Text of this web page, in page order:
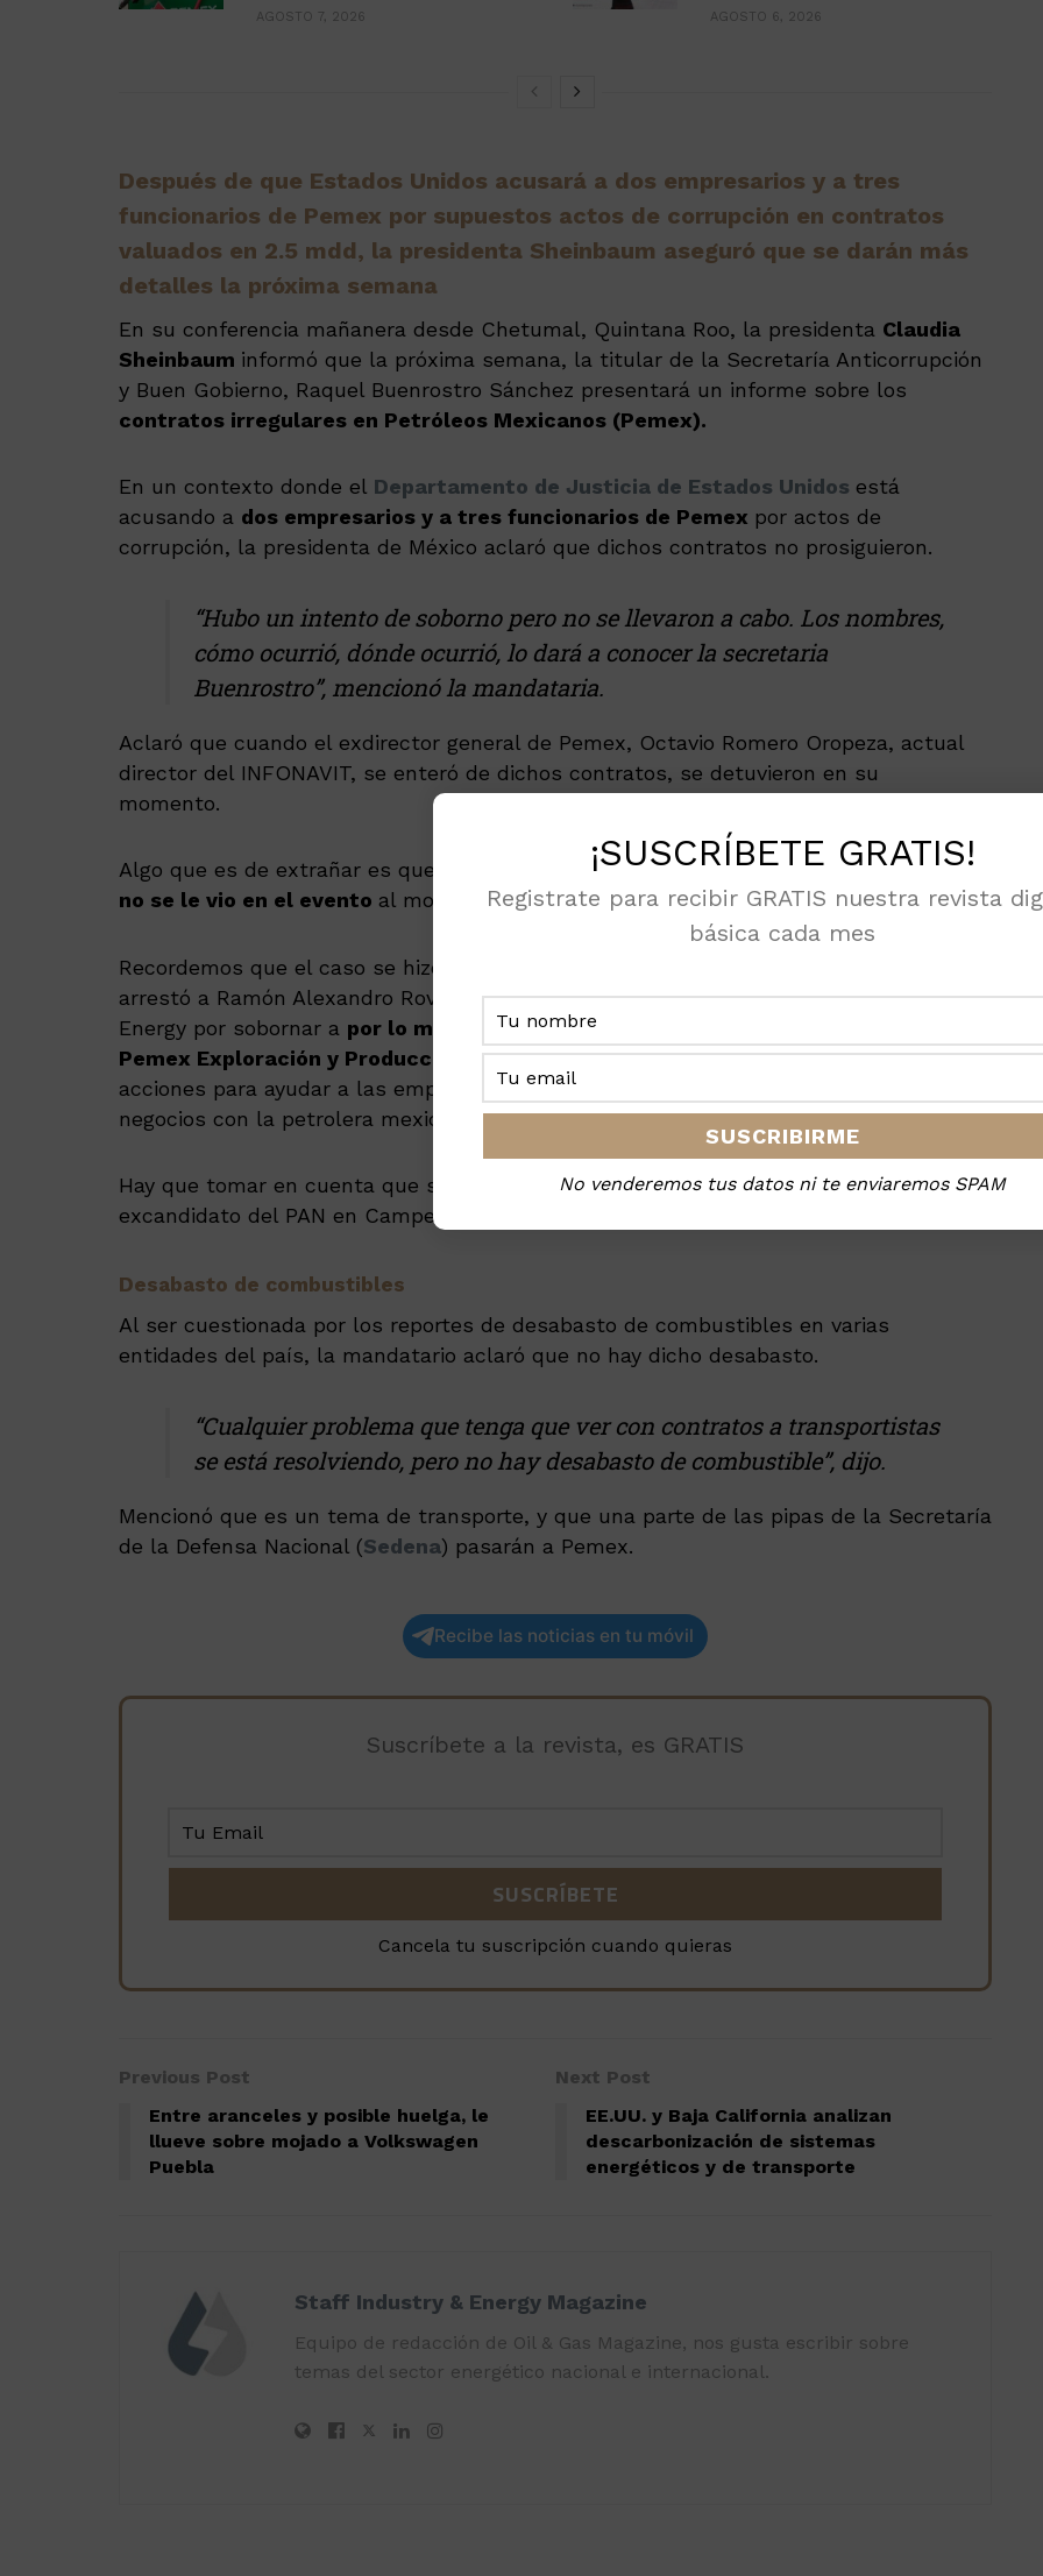
AGOSTO 7, 2026 AGOSTO 6, 2026
Después de que Estados Unidos acusará a dos empresarios y a tres
funcionarios de Pemex por supuestos actos de corrupción en contratos
valuados en 2.5 mdd, la presidenta Sheinbaum aseguró que se darán más
detalles la próxima semana
En su conferencia mañanera desde Chetumal, Quintana Roo, la presidenta Claudia
Sheinbaum informó que la próxima semana, la titular de la Secretaría Anticorrupción
y Buen Gobierno, Raquel Buenrostro Sánchez presentará un informe sobre los
contratos irregulares en Petróleos Mexicanos (Pemex).
En un contexto donde el Departamento de Justicia de Estados Unidos está
acusando a dos empresarios y a tres funcionarios de Pemex por actos de
corrupción, la presidenta de México aclaró que dichos contratos no prosiguieron.
“Hubo un intento de soborno pero no se llevaron a cabo. Los nombres,
cómo ocurrió, dónde ocurrió, lo dará a conocer la secretaria
Buenrostro”, mencionó la mandataria.
Aclaró que cuando el exdirector general de Pemex, Octavio Romero Oropeza, actual
director del INFONAVIT, se enteró de dichos contratos, se detuvieron en su
momento.
Algo que es de extrañar es que
Octavio Romero estaba en la conferencia, pero ya
no se le vio en el evento al momento en que se preguntó de dicho caso.
Recordemos que el caso se hizo público hace un par de días cuando Estados Unidos
arrestó a Ramón Alexandro Rovirosa Martínez, fundador y director general de Roma
Energy por sobornar a por lo menos tres funcionarios de Pemex y la subsidiaria
Pemex Exploración y Producción (PEP)a cambio de que estos realizaran ciertas
acciones para ayudar a las empresas asociadas con Rovirosa a obtener y mantener
negocios con la petrolera mexicana por un valor de2.5 millones de dólares.
Hay que tomar en cuenta que su supuesto socio, Mario Alberto Ávila Lizarraga,
excandidato del PAN en Campeche, sigue prófugo.
Desabasto de combustibles
Al ser cuestionada por los reportes de desabasto de combustibles en varias
entidades del país, la mandatario aclaró que no hay dicho desabasto.
“Cualquier problema que tenga que ver con contratos a transportistas
se está resolviendo, pero no hay desabasto de combustible”, dijo.
Mencionó que es un tema de transporte, y que una parte de las pipas de la Secretaría
de la Defensa Nacional (Sedena) pasarán a Pemex.
Recibe las noticias en tu móvil
Suscríbete a la revista, es GRATIS
Cancela tu suscripción cuando quieras
Previous Post
Entre aranceles y posible huelga, le
llueve sobre mojado a Volkswagen
Puebla
Next Post
EE.UU. y Baja California analizan
descarbonización de sistemas
energéticos y de transporte
Staff Industry & Energy Magazine
Equipo de redacción de Oil & Gas Magazine, nos gusta escribir sobre
temas del sector energético nacional e internacional.
¡SUSCRÍBETE GRATIS!
Registrate para recibir GRATIS nuestra revista
básica cada mes
No venderemos tus datos ni te enviaremos SPAM